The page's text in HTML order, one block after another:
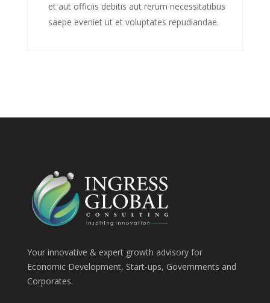
et aut officiis debitis aut rerum necessitatibus
saepe eveniet ut et voluptates repudiandae.
Your innovative & expert growth advisory for
Economic Development, Start-ups, Governments and
Corporates.